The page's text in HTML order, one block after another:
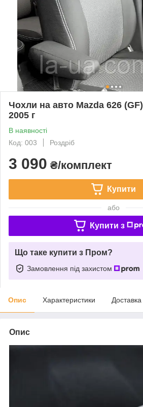
Чохли на авто Mazda 626
2005 г
В наявності
Код: 003
Роздріб
3 090 ₴/комплект
Купити
або
Купити з
Що таке купити з Пром?
Замовлення під захистом
Опис Характеристики Доставка
Опис